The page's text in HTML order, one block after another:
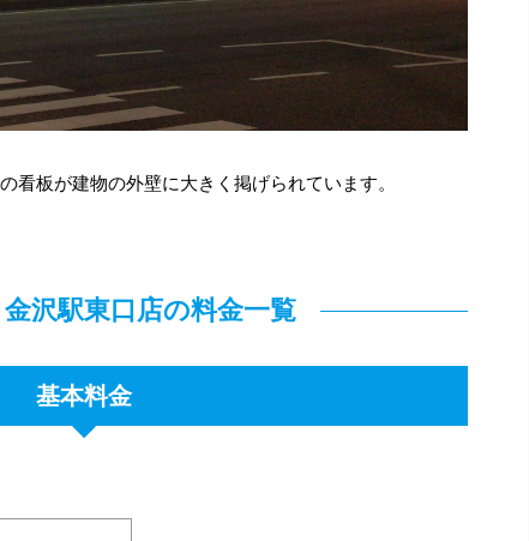
看板が建物の外壁に大きく掲げられています。
沢駅東口店の料金一覧
基本料金